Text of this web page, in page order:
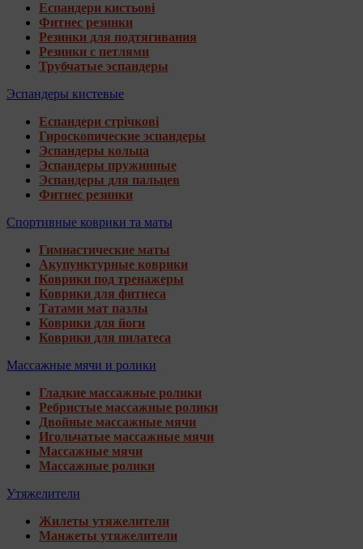
Еспандери кистьові
Фитнес резинки
Резинки для подтягивания
Резинки с петлями
Трубчатые эспандеры
Эспандеры кистевые
Еспандери стрічкові
Гироскопические эспандеры
Эспандеры кольца
Эспандеры пружинные
Эспандеры для пальцев
Фитнес резинки
Спортивные коврики та маты
Гимнастические маты
Акупунктурные коврики
Коврики под тренажеры
Коврики для фитнеса
Татами мат пазлы
Коврики для йоги
Коврики для пилатеса
Массажные мячи и ролики
Гладкие массажные ролики
Ребристые массажные ролики
Двойные массажные мячи
Игольчатые массажные мячи
Массажные мячи
Массажные ролики
Утяжелители
Жилеты утяжелители
Манжеты утяжелители